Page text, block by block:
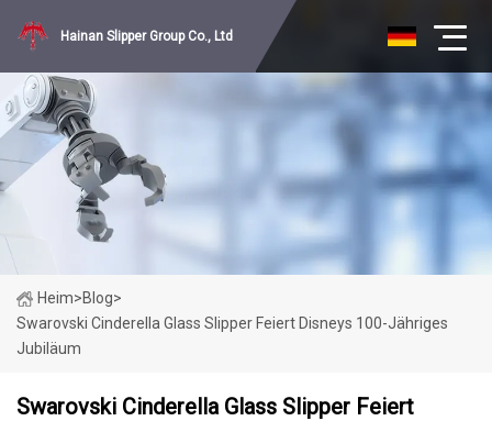
Hainan Slipper Group Co., Ltd
Heim>Blog>
Swarovski Cinderella Glass Slipper Feiert Disneys 100-Jähriges
Jubiläum
Swarovski Cinderella Glass Slipper Feiert